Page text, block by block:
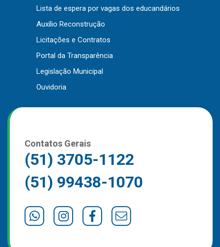
Outros
Downloads
Notícias
Contato
Página Inicial
Lista de espera por vagas dos educandários
Auxílio Reconstrução
Licitações e Contratos
Portal da Transparência
Legislação Municipal
Ouvidoria
Contatos Gerais
(51) 3705-1122
(51) 99438-1070